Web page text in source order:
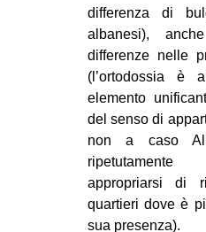
differenza di
albanesi),
differenze nelle
(l’ortodossia è
elemento
del senso di
non a caso
appropriarsi di
quartieri dove è
sua presenza).